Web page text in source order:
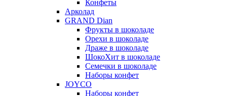
Конфеты
Арколад
GRAND Dian
Фрукты в шоколаде
Орехи в шоколаде
Драже в шоколаде
ШокоХит в шоколаде
Семечки в шоколаде
Наборы конфет
JOYCO
Наборы конфет